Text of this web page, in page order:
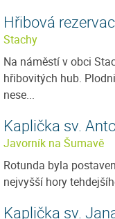
Hřibová
Stachy
Na náměstí v obci
hřibovitých hub.
nese...
Kaplička sv.
Javorník na Šumavě
Rotunda byla
nejvyšší hory
Kaplička sv.